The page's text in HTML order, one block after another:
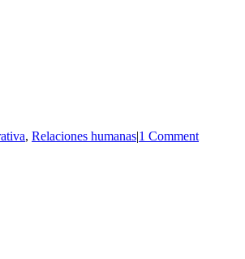
, Relaciones humanas|1 Comment